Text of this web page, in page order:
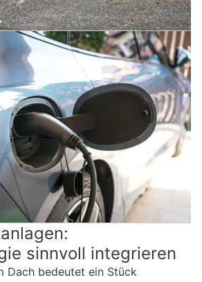
sinnvoll integrieren
Dach bedeutet ein Stück